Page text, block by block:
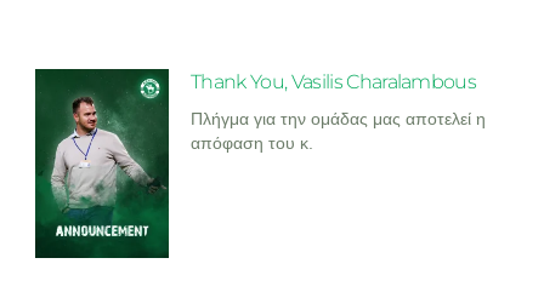
Thank You, Vasilis Charalambous
Πλήγμα για την ομάδας μας αποτελεί η
απόφαση του κ.